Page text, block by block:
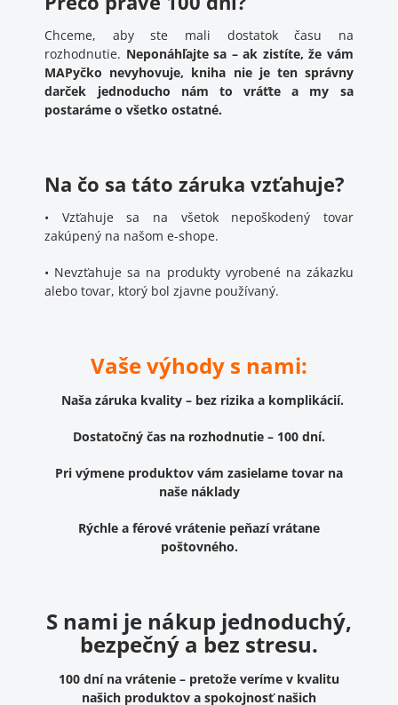
Chceme, aby ste mali dostatok času na
rozhodnutie. Neponáhľajte sa – ak zistíte, že vám
MAPyčko nevyhovuje, kniha nie je ten správny
darček jednoducho nám to vráťte a my sa
postaráme o všetko ostatné.
Na čo sa táto záruka vzťahuje?
•
Vzťahuje sa na všetok nepoškodený tovar
zakúpený na našom e-shope.
• Nevzťahuje sa na produkty vyrobené na zákazku
alebo tovar, ktorý bol zjavne používaný.
Vaše výhody s nami:
Naša záruka kvality – bez rizika a komplikácií.
Dostatočný čas na rozhodnutie – 100 dní.
Pri výmene produktov vám zasielame tovar na
naše náklady
Rýchle a férové vrátenie peňazí vrátane
poštovného.
S nami je nákup jednoduchý,
bezpečný a bez stresu.
100 dní na vrátenie – pretože veríme v kvalitu
našich produktov a spokojnosť našich